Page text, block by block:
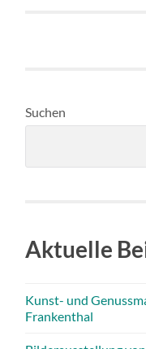
Suchen
Aktuelle
Kunst- und
Frankenthal